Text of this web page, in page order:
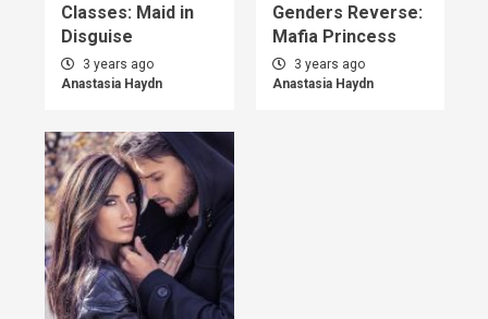
Classes: Maid in
Disguise
3 years ago
Anastasia Haydn
Genders Reverse:
Mafia Princess
3 years ago
Anastasia Haydn